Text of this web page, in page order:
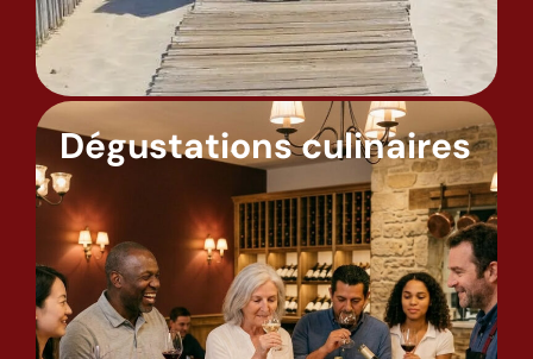
Dégustations culinaires